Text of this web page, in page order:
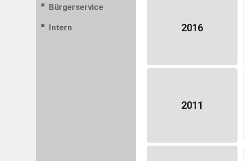
Bürgerservice
Intern 2016
2011